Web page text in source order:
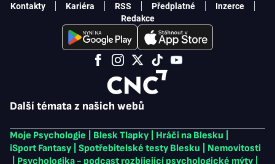
Další témata z našich webů
Moje Psychologie Blesk Tlapky Hráči na Blesku
iSport Fantasy
Spotřebitelské testy Blesku
Nemovitosti
Psychologika - podcast rozbíjející psychologické mýty
Kontakty Kariéra RSS Předplatné
Inzerce
Redakce